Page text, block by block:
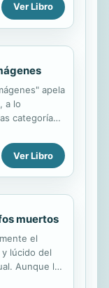
autoevaluar
santos,
Xipe totek en
Ver Libro
apela
a lo
categorías
dos sean las
rebeldía
Ver Libro
muertos
el
lúcido del
Aunque lo